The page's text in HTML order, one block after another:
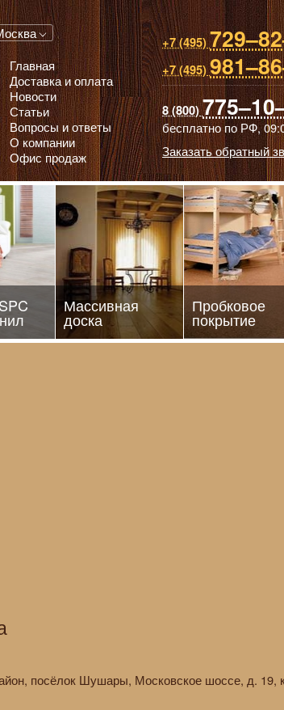
паркет, Массивная доска, Ламинированный
Главная
Доставка и оплата
Новости
Статьи
Вопросы и ответы
О компании
Офис продаж
+7 (495)
+7 (495)
8 (800)
бесплатно по РФ,
Заказать обратный
Массивная
доска
Пробковое
покрытие
посёлок Шушары, Московское шоссе, д. 19,